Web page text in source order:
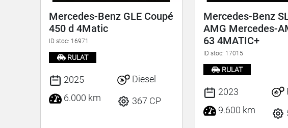
Mercedes-Benz GLE Coupé
450 d 4Matic
ID stoc: 16971
RULAT
2025
6.000 km
Diesel
367 CP
Mercedes-Benz
AMG Mercedes-
63 4MATIC+
ID stoc: 17015
RULAT
2023
9.600 km